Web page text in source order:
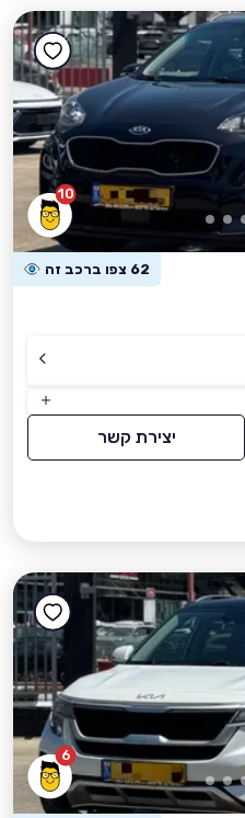
10
62 צפו ברכב זה
יצירת קשר
6